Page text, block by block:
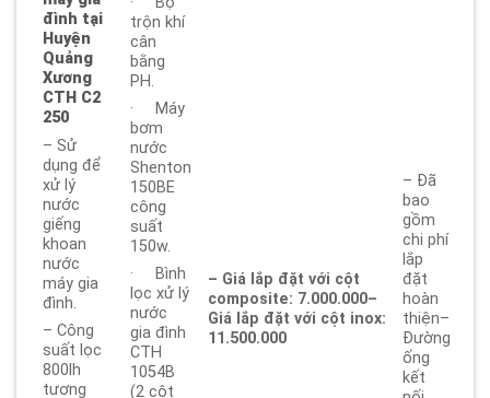
đình tại
Huyện
Quảng
Xương
CTH C2
250
– Sử
dụng để
xử lý
nước
giếng
khoan
nước
máy gia
đình.
– Công
suất lọc
800lh
tương
trộn khí
cân
bằng
PH.
· Máy
bơm
nước
Shenton
150BE
công
suất
150w.
· Bình
lọc xử lý
nước
gia đình
CTH
1054B
(2 cột
– Giá lắp đặt với cột
composite: 7.000.000–
Giá lắp đặt với cột inox:
11.500.000
– Đã
bao
gồm
chi phí
lắp
đặt
hoàn
thiện–
Đường
ống
kết